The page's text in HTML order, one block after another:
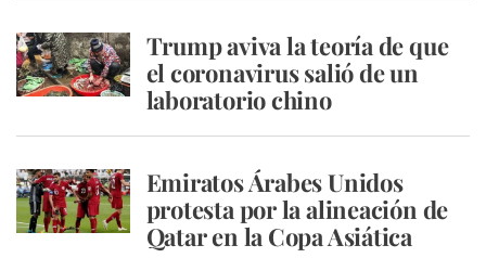
Trump aviva la teoría de que
el coronavirus salió de un
laboratorio chino
Emiratos Árabes Unidos
protesta por la alineación de
Qatar en la Copa Asiática